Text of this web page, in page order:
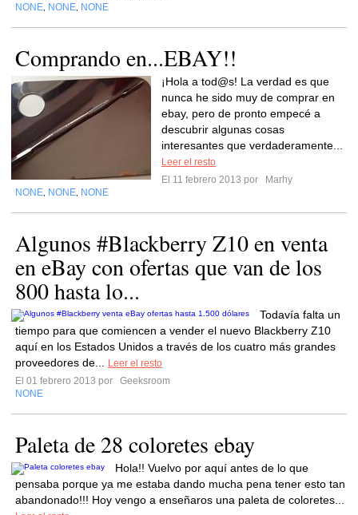
NONE NONE NONE
Comprando en...EBAY!!
¡Hola a tod@s! La verdad es que
nunca he sido muy de comprar en
ebay, pero de pronto empecé a
descubrir algunas cosas
interesantes que verdaderamente...
Leer el resto
El 11 febrero 2013 por
Marhy
NONE NONE NONE
Algunos #Blackberry Z10 en venta
en eBay con ofertas que van de los
800 hasta lo...
Todavía falta un
tiempo para que comiencen a vender el nuevo Blackberry Z10
aquí en los Estados Unidos a través de los cuatro más grandes
proveedores de...
Leer el resto
El 01 febrero 2013 por
Geeksroom
NONE
Paleta de 28 coloretes ebay
Hola!! Vuelvo por aquí antes de lo que
pensaba porque ya me estaba dando mucha pena tener esto tan
abandonado!!! Hoy vengo a enseñaros una paleta de coloretes...